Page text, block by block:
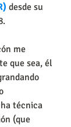
desde su
me
que sea, él
técnica
(que